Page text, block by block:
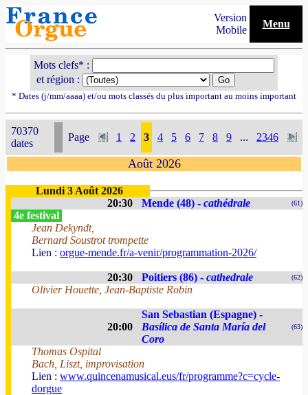
Version
Mobile
Menu
Mots clefs* :
et région :
* Dates (j/mm/aaaa) et/ou mots classés du plus important au moins important
70370
dates
Page 1 2 3 4 5 6 7 8 9 ... 2346
Août 2026
Lundi 3 Août 2026
20:30
Mende (48) - cathédrale (61)
4e festival
Jean Dekyndt,
Bernard Soustrot trompette
Lien : orgue-mende.fr/a-venir/programmation-2026/
20:30 Poitiers (86) - cathedrale (62)
Olivier Houette, Jean-Baptiste Robin
20:00
San Sebastian (Espagne) -
Basílica de Santa María del
Coro
(63)
Thomas Ospital
Bach, Liszt, improvisation
Lien : www.quincenamusical.eus/fr/programme?c=cycle-
dorgue